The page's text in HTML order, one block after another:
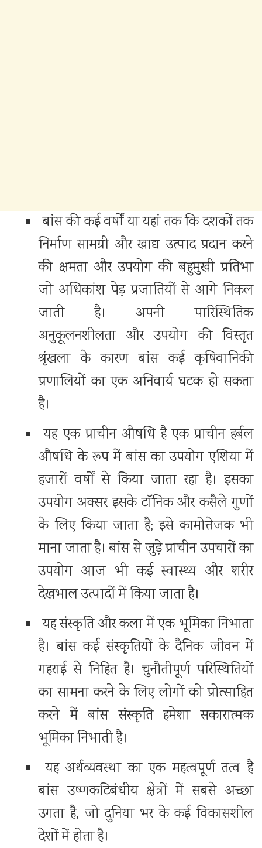
बांस की कई वर्षों या यहां तक ​​कि दशकों तक
निर्माण सामग्री और खाद्य उत्पाद प्रदान करने
की क्षमता और उपयोग की बहुमुखी प्रतिभा
जो अधिकांश पेड़ प्रजातियों से आगे निकल
जाती है। अपनी पारिस्थितिक
अनुकूलनशीलता और उपयोग की विस्तृत
श्रृंखला के कारण बांस कई कृषिवानिकी
प्रणालियों का एक अनिवार्य घटक हो सकता
है।
यह एक प्राचीन औषधि है एक प्राचीन हर्बल
औषधि के रूप में बांस का उपयोग एशिया में
हजारों वर्षों से किया जाता रहा है। इसका
उपयोग अक्सर इसके टॉनिक और कसैले गुणों
के लिए किया जाता है; इसे कामोत्तेजक भी
माना जाता है। बांस से जुड़े प्राचीन उपचारों का
उपयोग आज भी कई स्वास्थ्य और शरीर
देखभाल उत्पादों में किया जाता है।
यह संस्कृति और कला में एक भूमिका निभाता
है। बांस कई संस्कृतियों के दैनिक जीवन में
गहराई से निहित है। चुनौतीपूर्ण परिस्थितियों
का सामना करने के लिए लोगों को प्रोत्साहित
करने में बांस संस्कृति हमेशा सकारात्मक
भूमिका निभाती है।
यह अर्थव्यवस्था का एक महत्वपूर्ण तत्व है
बांस उष्णकटिबंधीय क्षेत्रों में सबसे अच्छा
उगता है, जो दुनिया भर के कई विकासशील
देशों में होता है।